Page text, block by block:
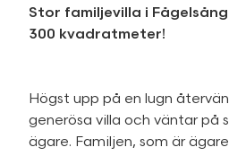
Stor familjevilla i
300 kvadratmeter!
Högst upp på en lugn
generösa villa och väntar på
ägare. Familjen, som är